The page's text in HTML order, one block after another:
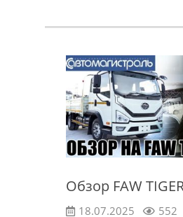
Обзор FAW
18.07.2025
552